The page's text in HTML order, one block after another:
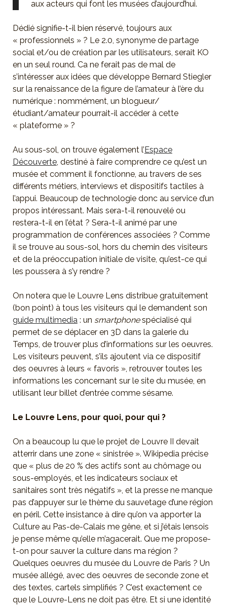
aux acteurs qui font les musées d’aujourd’hui.
Dédié signifie-t-il bien réservé, toujours aux
« professionnels » ? Le 2.0, synonyme de partage
social et/ou de création par les utilisateurs, serait KO
en un seul round. Ca ne ferait pas de mal de
s’intéresser aux idées que développe Bernard Stiegler
sur la renaissance de la figure de l’amateur à l’ère du
numérique : nommément, un blogueur/
étudiant/amateur pourrait-il accéder à cette
« plateforme » ?
Au sous-sol, on trouve également l’Espace
Découverte, destiné à faire comprendre ce qu’est un
musée et comment il fonctionne, au travers de ses
différents métiers, interviews et dispositifs tactiles à
l’appui. Beaucoup de technologie donc au service d’un
propos intéressant. Mais sera-t-il renouvelé ou
restera-t-il en l’état ? Sera-t-il animé par une
programmation de conférences associées ? Comme
il se trouve au sous-sol, hors du chemin des visiteurs
et de la préoccupation initiale de visite, qu’est-ce qui
les poussera à s’y rendre ?
On notera que le Louvre Lens distribue gratuitement
(bon point) à tous les visiteurs qui le demandent son
guide multimedia: un smartphonespécialisé qui
permet de se déplacer en 3D dans la galerie du
Temps, de trouver plus d’informations sur les oeuvres.
Les visiteurs peuvent, s’ils ajoutent via ce dispositif
des oeuvres à leurs « favoris », retrouver toutes les
informations les concernant sur le site du musée, en
utilisant leur billet d’entrée comme sésame.
Le Louvre Lens, pour quoi, pour qui ?
On a beaucoup lu que le projet de Louvre II devait
atterrir dans une zone « sinistrée ». Wikipedia précise
que « plus de 20 % des actifs sont au chômage ou
sous-employés, et les indicateurs sociaux et
sanitaires sont très négatifs », et la presse ne manque
pas d’appuyer sur le thème du sauvetage d’une région
en péril. Cette insistance à dire qu’on va apporter la
Culture au Pas-de-Calais me gêne, et si j’étais lensois
je pense même qu’elle m’agacerait. Que me propose-
t-on pour sauver la culture dans ma région ?
Quelques oeuvres du musée du Louvre de Paris ? Un
musée allégé, avec des oeuvres de seconde zone et
des textes, cartels simplifiés ? C’est exactement ce
que le Louvre-Lens ne doit pas être. Et si une identité